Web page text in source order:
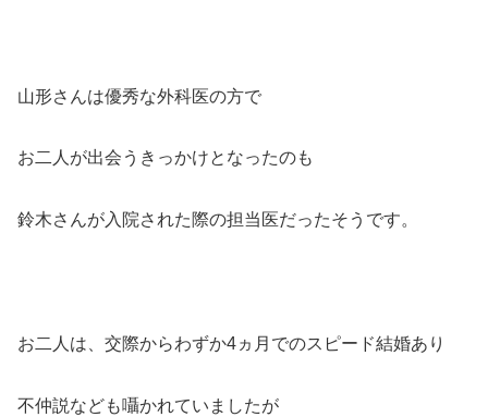
山形さんは優秀な外科医の方で
お二人が出会うきっかけとなったのも
鈴木さんが入院された際の担当医だったそうです。
お二人は、交際からわずか4ヵ月でのスピード結婚あり
不仲説なども囁かれていましたが